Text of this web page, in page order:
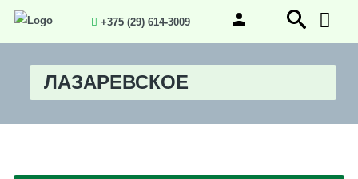
+375 (29) 614-3009
ЛАЗАРЕВСКОЕ